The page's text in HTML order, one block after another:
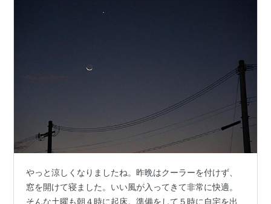
やっと涼しくなりましたね。昨晩はクーラーを付けず、
窓を開けて寝ました。いい風が入ってきて非常に快適。
そんな土曜も朝４時に起床。準備をして５時に自宅を出